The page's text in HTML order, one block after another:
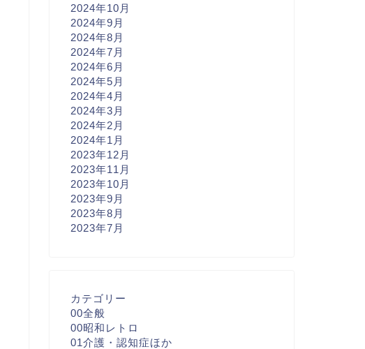
2024年10月
2024年9月
2024年8月
2024年7月
2024年6月
2024年5月
2024年4月
2024年3月
2024年2月
2024年1月
2023年12月
2023年11月
2023年10月
2023年9月
2023年8月
2023年7月
カテゴリー
00全般
00昭和レトロ
01介護・認知症ほか